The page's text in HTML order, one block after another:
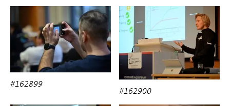
#162899
#162900